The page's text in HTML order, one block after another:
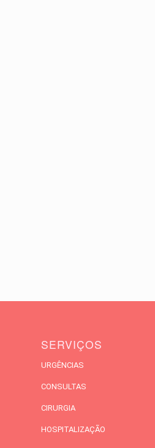
SERVIÇOS
URGÊNCIAS
CONSULTAS
CIRURGIA
HOSPITALIZAÇÃO